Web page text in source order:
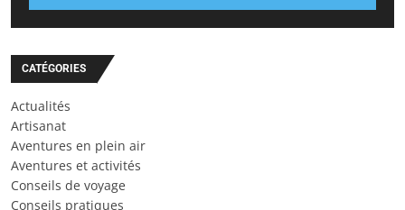
CATÉGORIES
Actualités
Artisanat
Aventures en plein air
Aventures et activités
Conseils de voyage
Conseils pratiques